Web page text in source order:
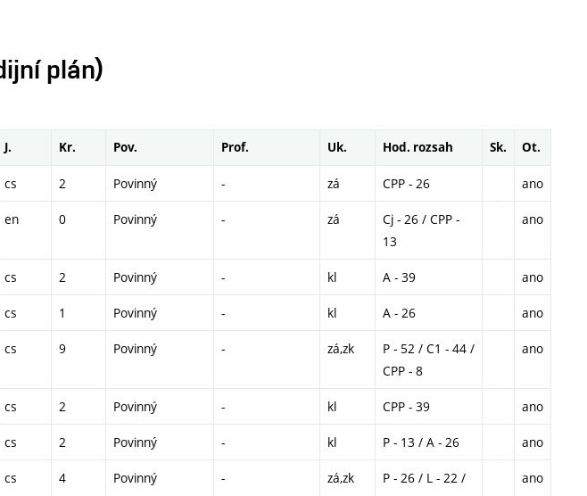
plán)
J. Kr. Pov. Prof. Uk. Hod. rozsah Sk. Ot.
cs 2 Povinný - zá CPP - 26 ano
en 0 Povinný - zá
Cj - 26 / CPP -
13
ano
cs 2 Povinný - kl A - 39 ano
cs 1 Povinný - kl A - 26 ano
cs 9 Povinný - zá,zk
P - 52 / C1 - 44 /
CPP - 8
ano
cs 2 Povinný - kl CPP - 39 ano
cs 2 Povinný - kl P - 13 / A - 26 ano
cs 4 Povinný - zá,zk
P - 26 / L - 22 /
ano